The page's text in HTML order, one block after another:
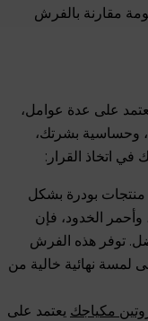
مقارنة بالفرش
على عدة عوامل،
وحساسية بشرتك،
اتخاذ القرار:
منتجات بودرة بشكل
الخدود، فإن
توفر هذه الفرش
لمسة نهائية خالية من
مكياجك يعتمد على